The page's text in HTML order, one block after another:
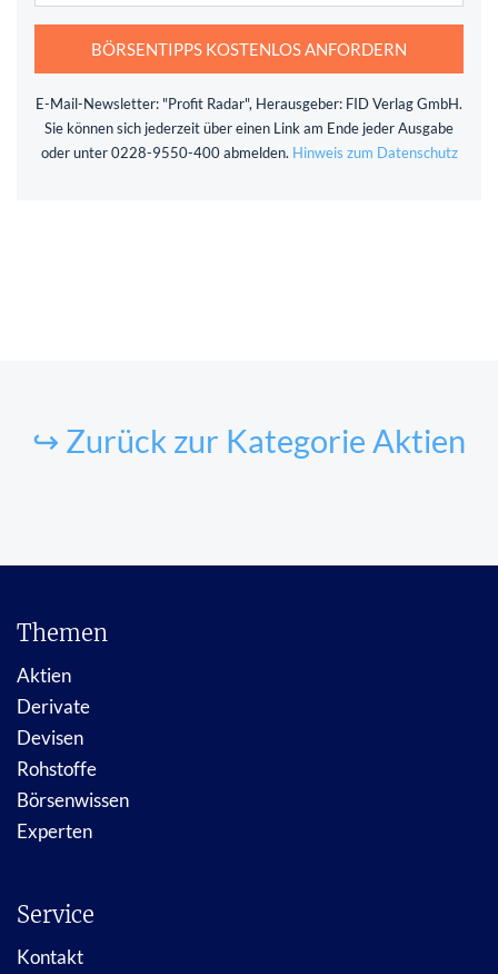
BÖRSENTIPPS KOSTENLOS ANFORDERN
E-Mail-Newsletter: "Profit Radar", Herausgeber: FID Verlag GmbH.
Sie können sich jederzeit über einen Link am Ende jeder Ausgabe
oder unter 0228-9550-400 abmelden. Hinweis zum Datenschutz
↪ Zurück zur Kategorie Aktien
Themen
Aktien
Derivate
Devisen
Rohstoffe
Börsenwissen
Experten
Service
Kontakt